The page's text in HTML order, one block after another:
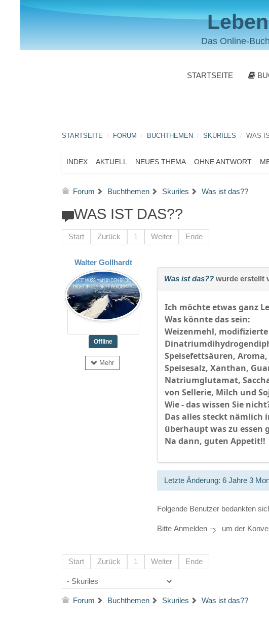
Das Online-
STARTSEITE
STARTSEITE FORUM BUCHTHEMEN SKURILES WAS
INDEX AKTUELL NEUES THEMA OHNE ANTWORT
Forum Buchthemen Skuriles Was ist das??
WAS IST DAS??
Start Zurück 1 Weiter Ende
Walter Gollhardt
Offline
Mehr
Was ist das?? wurde erstellt
Ich möchte etwas ganz
Was könnte das sein:
Weizenmehl,
Speisefettsäuren,
Speisesalz, Xanthan,
Natriumglutamat,
von Sellerie, Milch und
Wie - das wissen Sie
Das alles steckt nämlich
überhaupt was zu essen
Na dann, guten Appetit!!
Letzte Änderung: 6 Jahre 3
Folgende Benutzer bedankten
BitteAnmelden um der
Start Zurück 1 Weiter Ende
Forum Buchthemen Skuriles Was ist das??